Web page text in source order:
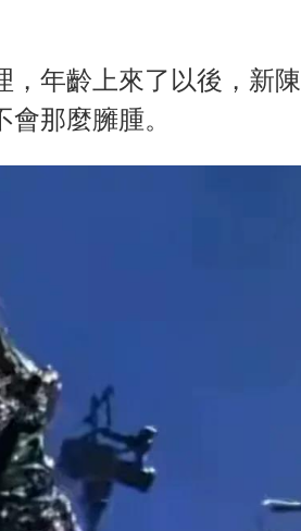
，年齡上來了以後，新陳
那麼臃腫。